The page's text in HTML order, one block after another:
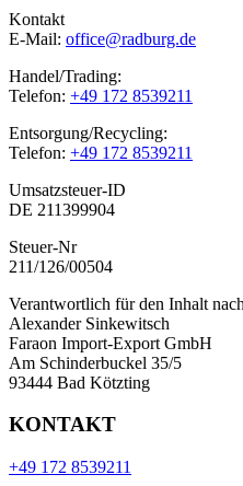
Kontakt
E-Mail: office@radburg.de
Handel/Trading:
Telefon: +49 172 8539211
Entsorgung/Recycling:
Telefon: +49 172 8539211
Umsatzsteuer-ID
DE 211399904
Steuer-Nr
211/126/00504
Verantwortlich für den Inhalt
Alexander Sinkewitsch
Faraon Import-Export GmbH
Am Schinderbuckel 35/5
93444 Bad Kötzting
KONTAKT
+49 172 8539211